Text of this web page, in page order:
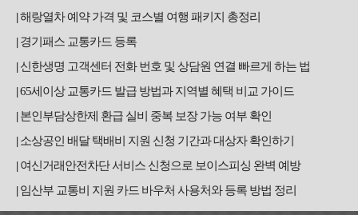
해랑열차 예약 가격 및 코스별 여행 패키지 총정리
경기패스 교통카드 등록
신한생명 고객센터 전화 번호 및 상담원 연결 빠르게 하는 법
65세이상 교통카드 발급 방법과 지역별 혜택 비교 가이드
본인부담상한제 환급 실비 중복 보장 가능 여부 확인
소상공인 배달 택배비 지원 신청 기간과 대상자 확인하기
여신거래안전차단 서비스 신청으로 보이스피싱 완벽 예방
임산부 교통비 지원 카드 바우처 사용처와 등록 방법 정리